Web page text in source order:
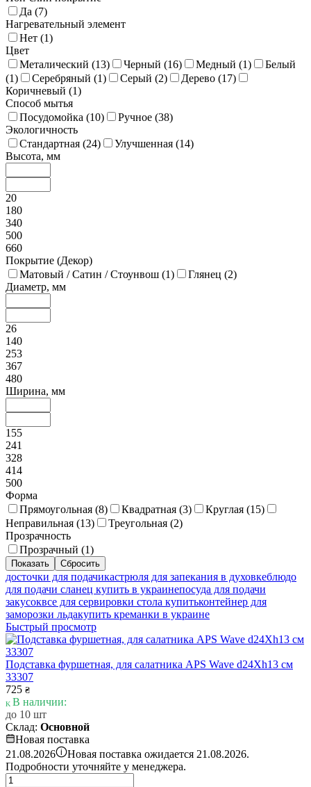
Да (7)
Нагревательный элемент
Нет (1)
Цвет
Металический (13) Черный (16) Медный (1)
Белый
(1) Серебряный (1) Серый (2) Дерево (17)
Коричневый (1)
Способ мытья
Посудомойка (10) Ручное (38)
Экологичность
Стандартная (24) Улучшенная (14)
Высота, мм
20
180
340
500
660
Покрытие (Декор)
Матовый / Сатин / Стоунвош (1) Глянец (2)
Диаметр, мм
26
140
253
367
480
Ширина, мм
155
241
328
414
500
Форма
Прямоугольная (8) Квадратная (3) Круглая (15)
Неправильная (13) Треугольная (2)
Прозрачность
Прозрачный (1)
досточки для подачикастрюля для запекания в духовкеблюдо
для подачи сланец купить в украинепосуда для подачи
закусоквсе для сервировки стола купитьконтейнер для
заморозки льдакупить креманки в украине
Быстрый просмотр
Подставка фуршетная, для салатника APS Wave d24Xh13 см
33307
725 ₴
В наличии:
до 10 шт
Склад: Основной
Новая поставка
21.08.2026 i Новая поставка ожидается 21.08.2026.
Подробности уточняйте у менеджера.